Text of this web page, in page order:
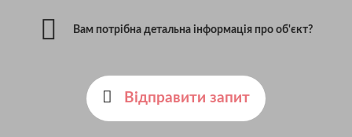
Вам потрібна детальна інформація про об'єкт?
Відправити запит